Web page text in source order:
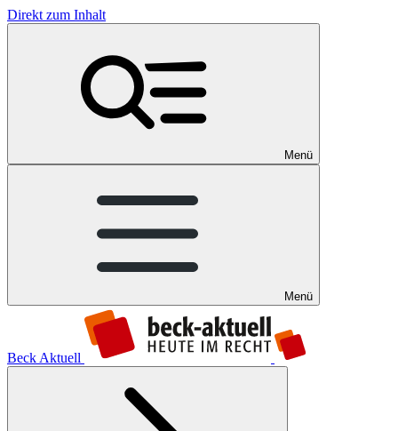
Direkt zum Inhalt
Menü
Menü
Beck Aktuell